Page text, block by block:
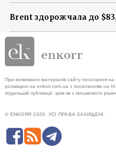
Brent здорожчала до
При копіюванні матеріалів сайту посилання
розміщені на enkorr.com.ua з посиланням на
подальшій публікації, крім як з письмового
© ENKORR 2026. УСІ ПРАВА ЗАХИЩЕНІ.